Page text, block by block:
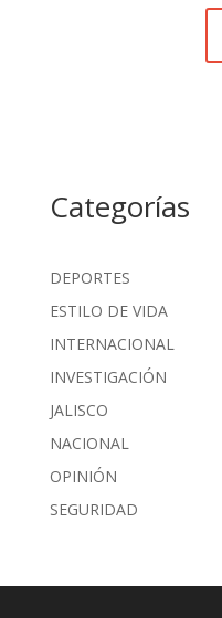
Categorías
DEPORTES
ESTILO DE VIDA
INTERNACIONAL
INVESTIGACIÓN
JALISCO
NACIONAL
OPINIÓN
SEGURIDAD